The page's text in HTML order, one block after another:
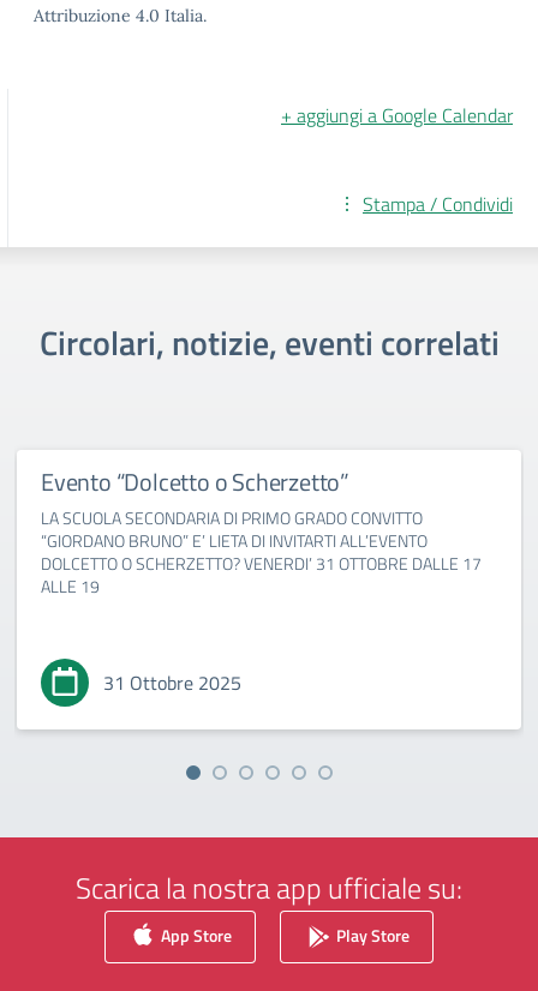
Attribuzione 4.0 Italia.
+ aggiungi a Google Calendar
Stampa / Condividi
Circolari, notizie, eventi correlati
Evento “Dolcetto o Scherzetto”
LA SCUOLA SECONDARIA DI PRIMO GRADO CONVITTO
“GIORDANO BRUNO” E’ LIETA DI INVITARTI ALL’EVENTO
DOLCETTO O SCHERZETTO? VENERDI’ 31 OTTOBRE DALLE 17
ALLE 19
31 Ottobre 2025
Scarica la nostra app ufficiale su:
App Store Play Store